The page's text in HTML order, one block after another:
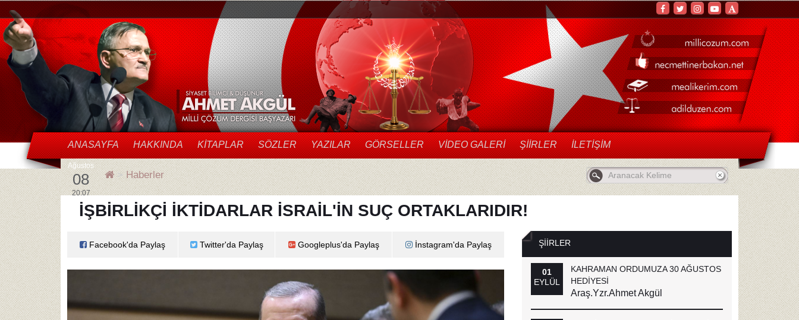
ANASAYFA HAKKINDA KITAPLAR SÖZLER YAZILAR GÖRSELLER VIDEO GALERI ŞIIRLER İLETIŞIM
Ağustos
08
20:07
Haberler
İŞBIRLIKÇI İKTIDARLAR İSRAİL'İN SUÇ ORTAKLARIDIR!
Facebook'da Paylaş Twitter'da Paylaş Googleplus'da Paylaş İnstagram'da Paylaş ŞİİRLER
01
EYLÜL
KAHRAMAN ORDUMUZA 30 AĞUSTOS
HEDİYESİ
Araş.Yzr.Ahmet Akgül